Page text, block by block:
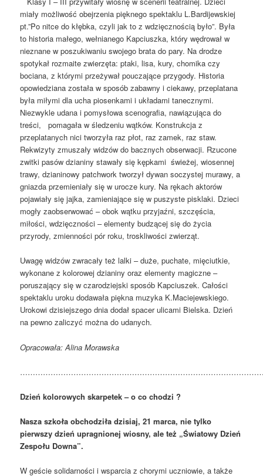
miały możliwość obejrzenia pięknego spektaklu L.Bardijewskiej
pt.”Po nitce do kłębka, czyli jak to z wdzięcznością było”. Była
to historia małego, wełnianego Kapciuszka, który wędrował w
nieznane w poszukiwaniu swojego brata do pary. Na drodze
spotykał rozmaite zwierzęta: ptaki, lisa, kury, chomika czy
bociana, z którymi przeżywał pouczające przygody. Historia
opowiedziana została w sposób zabawny i ciekawy, przeplatana
była miłymi dla ucha piosenkami i układami tanecznymi.
Niezwykle udana i pomysłowa scenografia, nawiązująca do
treści, pomagała w śledzeniu wątków. Konstrukcja z
przeplatanych nici tworzyła raz płot, raz zamek, raz staw.
Rekwizyty zmuszały widzów do bacznych obserwacji. Rzucone
zwitki pasów dzianiny stawały się kępkami świeżej, wiosennej
trawy, dzianinowy patchwork tworzył dywan soczystej murawy, a
gniazda przemieniały się w urocze kury. Na rękach aktorów
pojawiały się jajka, zamieniające się w puszyste pisklaki. Dzieci
mogły zaobserwować – obok wątku przyjaźni, szczęścia,
miłości, wdzięczności – elementy budzącej się do życia
przyrody, zmienności pór roku, troskliwości zwierząt.
Uwagę widzów zwracały też lalki – duże, puchate, mięciutkie,
wykonane z kolorowej dzianiny oraz elementy magiczne –
poruszający się w czarodziejski sposób Kapciuszek. Całości
spektaklu uroku dodawała piękna muzyka K.Maciejewskiego.
Urokowi dzisiejszego dnia dodał spacer ulicami Bielska. Dzień
na pewno zaliczyć można do udanych.
Opracowała: Alina Morawska
Dzień kolorowych skarpetek – o co chodzi ?
Nasza szkoła obchodziła dzisiaj, 21 marca, nie tylko
pierwszy dzień upragnionej wiosny, ale też „Światowy Dzień
Zespołu Downa”.
W geście solidarności i wsparcia z chorymi uczniowie, a także